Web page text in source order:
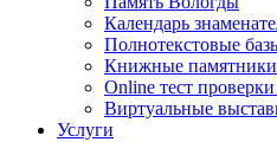
Календарь
Полнотекстовые
Книжные памятники
Online тест
Виртуальные
Услуги